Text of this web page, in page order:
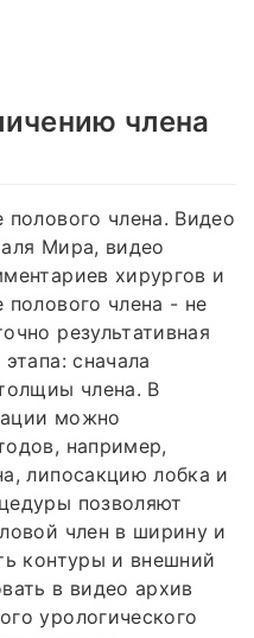
члена
члена. Видео
Мира, видео
хирургов и
полового члена - не
результативная
сначала
члена. В
можно
например,
липосакцию лобка и
позволяют
член в ширину и
контуры и внешний
в видео архив
урологического